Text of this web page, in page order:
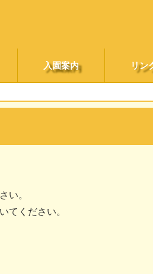
入園案内 リン
い。
てください。